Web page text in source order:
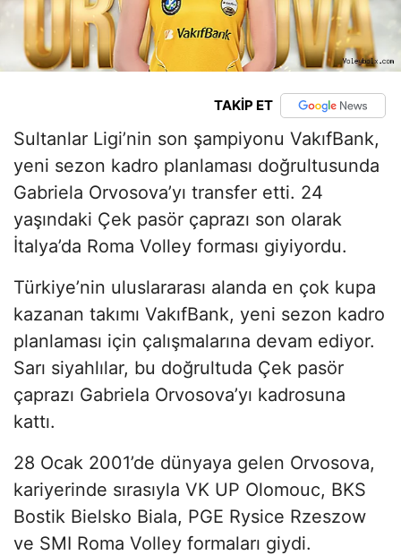
TAKİP ET
Sultanlar Ligi’nin son şampiyonu VakıfBank,
yeni sezon kadro planlaması doğrultusunda
Gabriela Orvosova’yı transfer etti. 24
yaşındaki Çek pasör çaprazı son olarak
İtalya’da Roma Volley forması giyiyordu.
Türkiye’nin uluslararası alanda en çok kupa
kazanan takımı VakıfBank, yeni sezon kadro
planlaması için çalışmalarına devam ediyor.
Sarı siyahlılar, bu doğrultuda Çek pasör
çaprazı Gabriela Orvosova’yı kadrosuna
kattı.
28 Ocak 2001’de dünyaya gelen Orvosova,
kariyerinde sırasıyla VK UP Olomouc, BKS
Bostik Bielsko Biala, PGE Rysice Rzeszow
ve SMI Roma Volley formaları giydi.